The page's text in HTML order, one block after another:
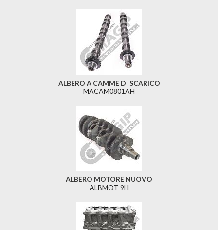
ALBERO A CAMME DI SCARICO
MACAM0801AH
ALBERO MOTORE NUOVO
ALBMOT-9H